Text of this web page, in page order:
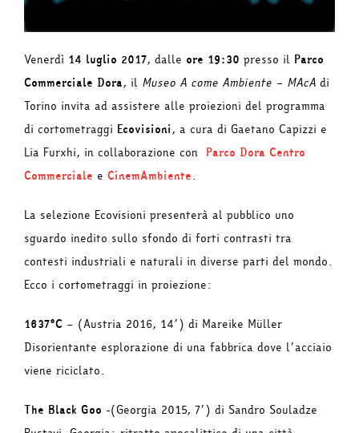
Venerdì 14 luglio 2017, dalle ore 19:30 presso il Parco
Commerciale Dora, il Museo A come Ambiente – MAcA di
Torino invita ad assistere alle proiezioni del programma
di cortometraggi Ecovisioni, a cura di Gaetano Capizzi e
Lia Furxhi, in collaborazione con Parco Dora Centro
Commerciale e CinemAmbiente.
La selezione Ecovisioni presenterà al pubblico uno
sguardo inedito sullo sfondo di forti contrasti tra
contesti industriali e naturali in diverse parti del mondo.
Ecco i cortometraggi in proiezione:
1637°C – (Austria 2016, 14’) di Mareike Müller
Disorientante esplorazione di una fabbrica dove l’acciaio
viene riciclato.
The Black Goo -(Georgia 2015, 7’) di Sandro Souladze